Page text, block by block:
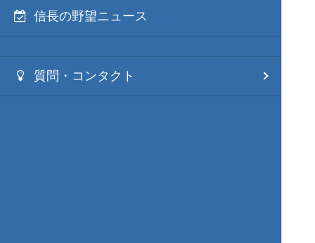
信長の野望ニュース
質問・コンタクト